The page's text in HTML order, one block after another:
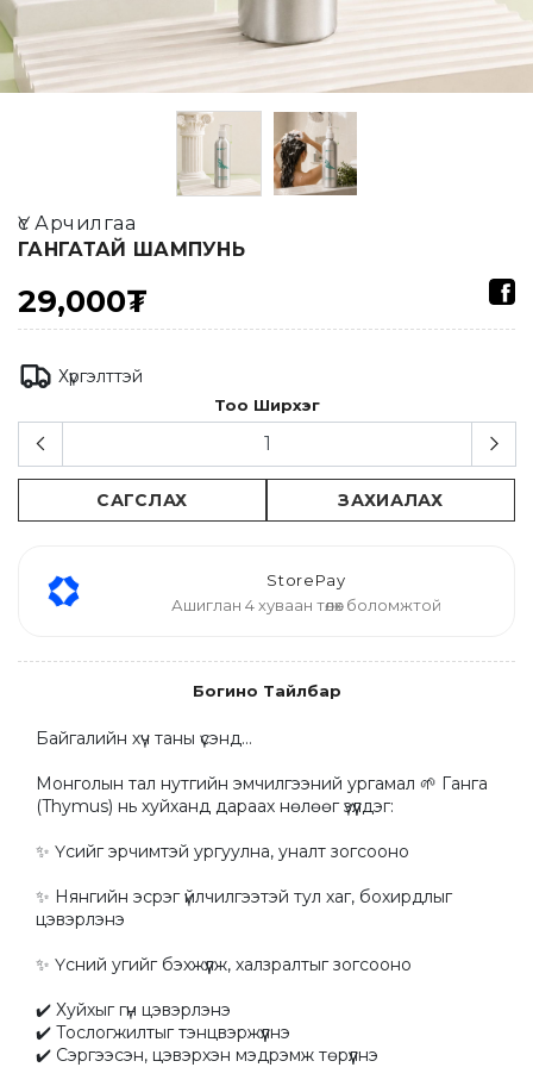
Үс Арчилгаа
ГАНГАТАЙ ШАМПУНЬ
29,000₮
Хүргэлттэй
Тоо Ширхэг
САГСЛАХ ЗАХИАЛАХ
StorePay
Ашиглан 4 хуваан төлөх боломжтой
Богино Тайлбар
Байгалийн хүч таны үсэнд…
Монголын тал нутгийн эмчилгээний ургамал 🌱 Ганга
(Thymus) нь хуйханд дараах нөлөөг үзүүлдэг:
✨ Үсийг эрчимтэй ургуулна, уналт зогсооно
✨ Нянгийн эсрэг үйлчилгээтэй тул хаг, бохирдлыг
цэвэрлэнэ
✨ Үсний угийг бэхжүүлж, халзралтыг зогсооно
✔️ Хуйхыг гүн цэвэрлэнэ
✔️ Тослогжилтыг тэнцвэржүүлнэ
✔️ Сэргээсэн, цэвэрхэн мэдрэмж төрүүлнэ